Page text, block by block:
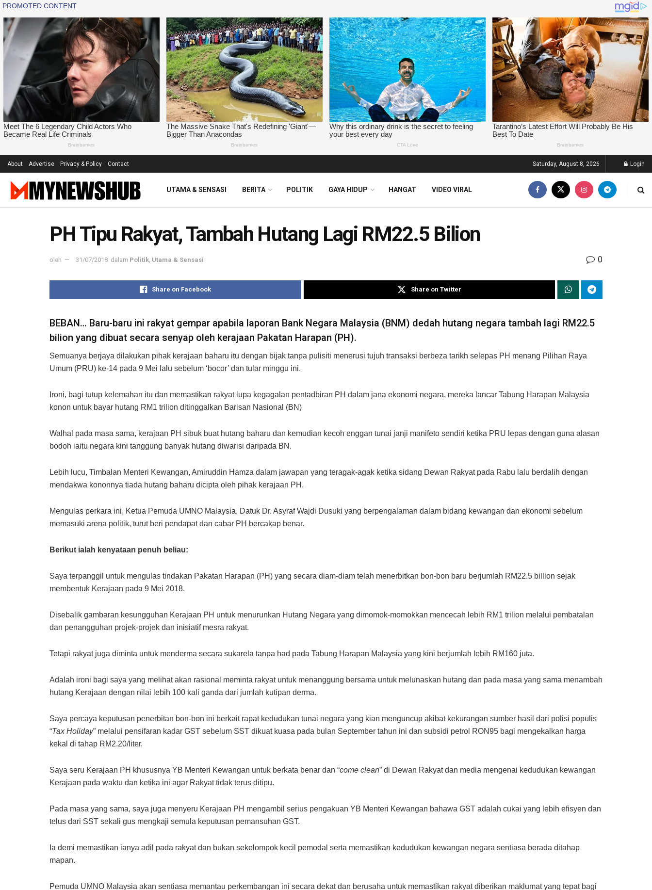
About Advertise Privacy & Policy Contact Saturday, August 8, 2026 Login
UTAMA & SENSASI BERITA POLITIK GAYA HIDUP HANGAT VIDEO VIRAL
PH Tipu Rakyat, Tambah Hutang Lagi RM22.5 Bilion
oleh 31/07/2018 dalam Politik Utama & Sensasi 0
Share on Facebook Share on Twitter
BEBAN… Baru-baru ini rakyat gempar apabila laporan Bank Negara Malaysia (BNM) dedah hutang negara tambah lagi RM22.5
bilion yang dibuat secara senyap oleh kerajaan Pakatan Harapan (PH).
Semuanya berjaya dilakukan pihak kerajaan baharu itu dengan bijak tanpa pulisiti menerusi tujuh transaksi berbeza tarikh selepas PH menang Pilihan Raya
Umum (PRU) ke-14 pada 9 Mei lalu sebelum ‘bocor’ dan tular minggu ini.
Ironi, bagi tutup kelemahan itu dan memastikan rakyat lupa kegagalan pentadbiran PH dalam jana ekonomi negara, mereka lancar Tabung Harapan Malaysia
konon untuk bayar hutang RM1 trilion ditinggalkan Barisan Nasional (BN)
Walhal pada masa sama, kerajaan PH sibuk buat hutang baharu dan kemudian kecoh enggan tunai janji manifeto sendiri ketika PRU lepas dengan guna alasan
bodoh iaitu negara kini tanggung banyak hutang diwarisi daripada BN.
Lebih lucu, Timbalan Menteri Kewangan, Amiruddin Hamza dalam jawapan yang teragak-agak ketika sidang Dewan Rakyat pada Rabu lalu berdalih dengan
mendakwa kononnya tiada hutang baharu dicipta oleh pihak kerajaan PH.
Mengulas perkara ini, Ketua Pemuda UMNO Malaysia, Datuk Dr. Asyraf Wajdi Dusuki yang berpengalaman dalam bidang kewangan dan ekonomi sebelum
memasuki arena politik, turut beri pendapat dan cabar PH bercakap benar.
Berikut ialah kenyataan penuh beliau:
Saya terpanggil untuk mengulas tindakan Pakatan Harapan (PH) yang secara diam-diam telah menerbitkan bon-bon baru berjumlah RM22.5 billion sejak
membentuk Kerajaan pada 9 Mei 2018.
Disebalik gambaran kesungguhan Kerajaan PH untuk menurunkan Hutang Negara yang dimomok-momokkan mencecah lebih RM1 trilion melalui pembatalan
dan penangguhan projek-projek dan inisiatif mesra rakyat.
Tetapi rakyat juga diminta untuk menderma secara sukarela tanpa had pada Tabung Harapan Malaysia yang kini berjumlah lebih RM160 juta.
Adalah ironi bagi saya yang melihat akan rasional meminta rakyat untuk menanggung bersama untuk melunaskan hutang dan pada masa yang sama menambah
hutang Kerajaan dengan nilai lebih 100 kali ganda dari jumlah kutipan derma.
Saya percaya keputusan penerbitan bon-bon ini berkait rapat kedudukan tunai negara yang kian menguncup akibat kekurangan sumber hasil dari polisi populis
“Tax Holiday” melalui pensifaran kadar GST sebelum SST dikuat kuasa pada bulan September tahun ini dan subsidi petrol RON95 bagi mengekalkan harga
kekal di tahap RM2.20/liter.
Saya seru Kerajaan PH khususnya YB Menteri Kewangan untuk berkata benar dan “come clean” di Dewan Rakyat dan media mengenai kedudukan kewangan
Kerajaan pada waktu dan ketika ini agar Rakyat tidak terus ditipu.
Pada masa yang sama, saya juga menyeru Kerajaan PH mengambil serius pengakuan YB Menteri Kewangan bahawa GST adalah cukai yang lebih efisyen dan
telus dari SST sekali gus mengkaji semula keputusan pemansuhan GST.
Ia demi memastikan ianya adil pada rakyat dan bukan sekelompok kecil pemodal serta memastikan kedudukan kewangan negara sentiasa berada ditahap
mapan.
Pemuda UMNO Malaysia akan sentiasa memantau perkembangan ini secara dekat dan berusaha untuk memastikan rakyat diberikan maklumat yang tepat bagi